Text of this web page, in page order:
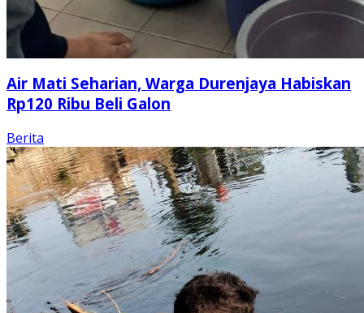
Air Mati Seharian, Warga Durenjaya Habiskan
Rp120 Ribu Beli Galon
Berita